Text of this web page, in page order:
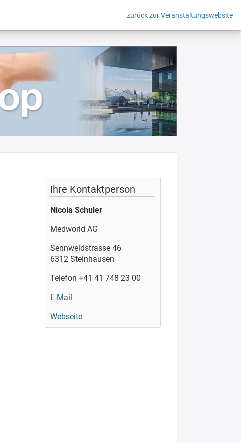
zurück zur Veranstaltungswebsite
Ihre Kontaktperson
Nicola Schuler
Medworld AG
Sennweidstrasse 46
6312 Steinhausen
Telefon +41 41 748 23 00
E-Mail
Webseite